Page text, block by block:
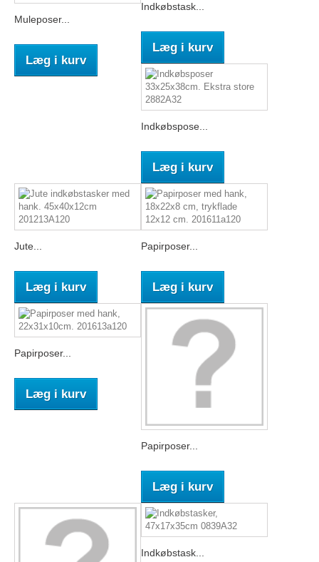
Muleposer...
Læg i kurv
Indkøbstask...
Læg i kurv
Indkøbspose...
Læg i kurv
Jute...
Læg i kurv
Papirposer...
Læg i kurv
Papirposer...
Læg i kurv
Papirposer...
Læg i kurv
Indkøbstask...